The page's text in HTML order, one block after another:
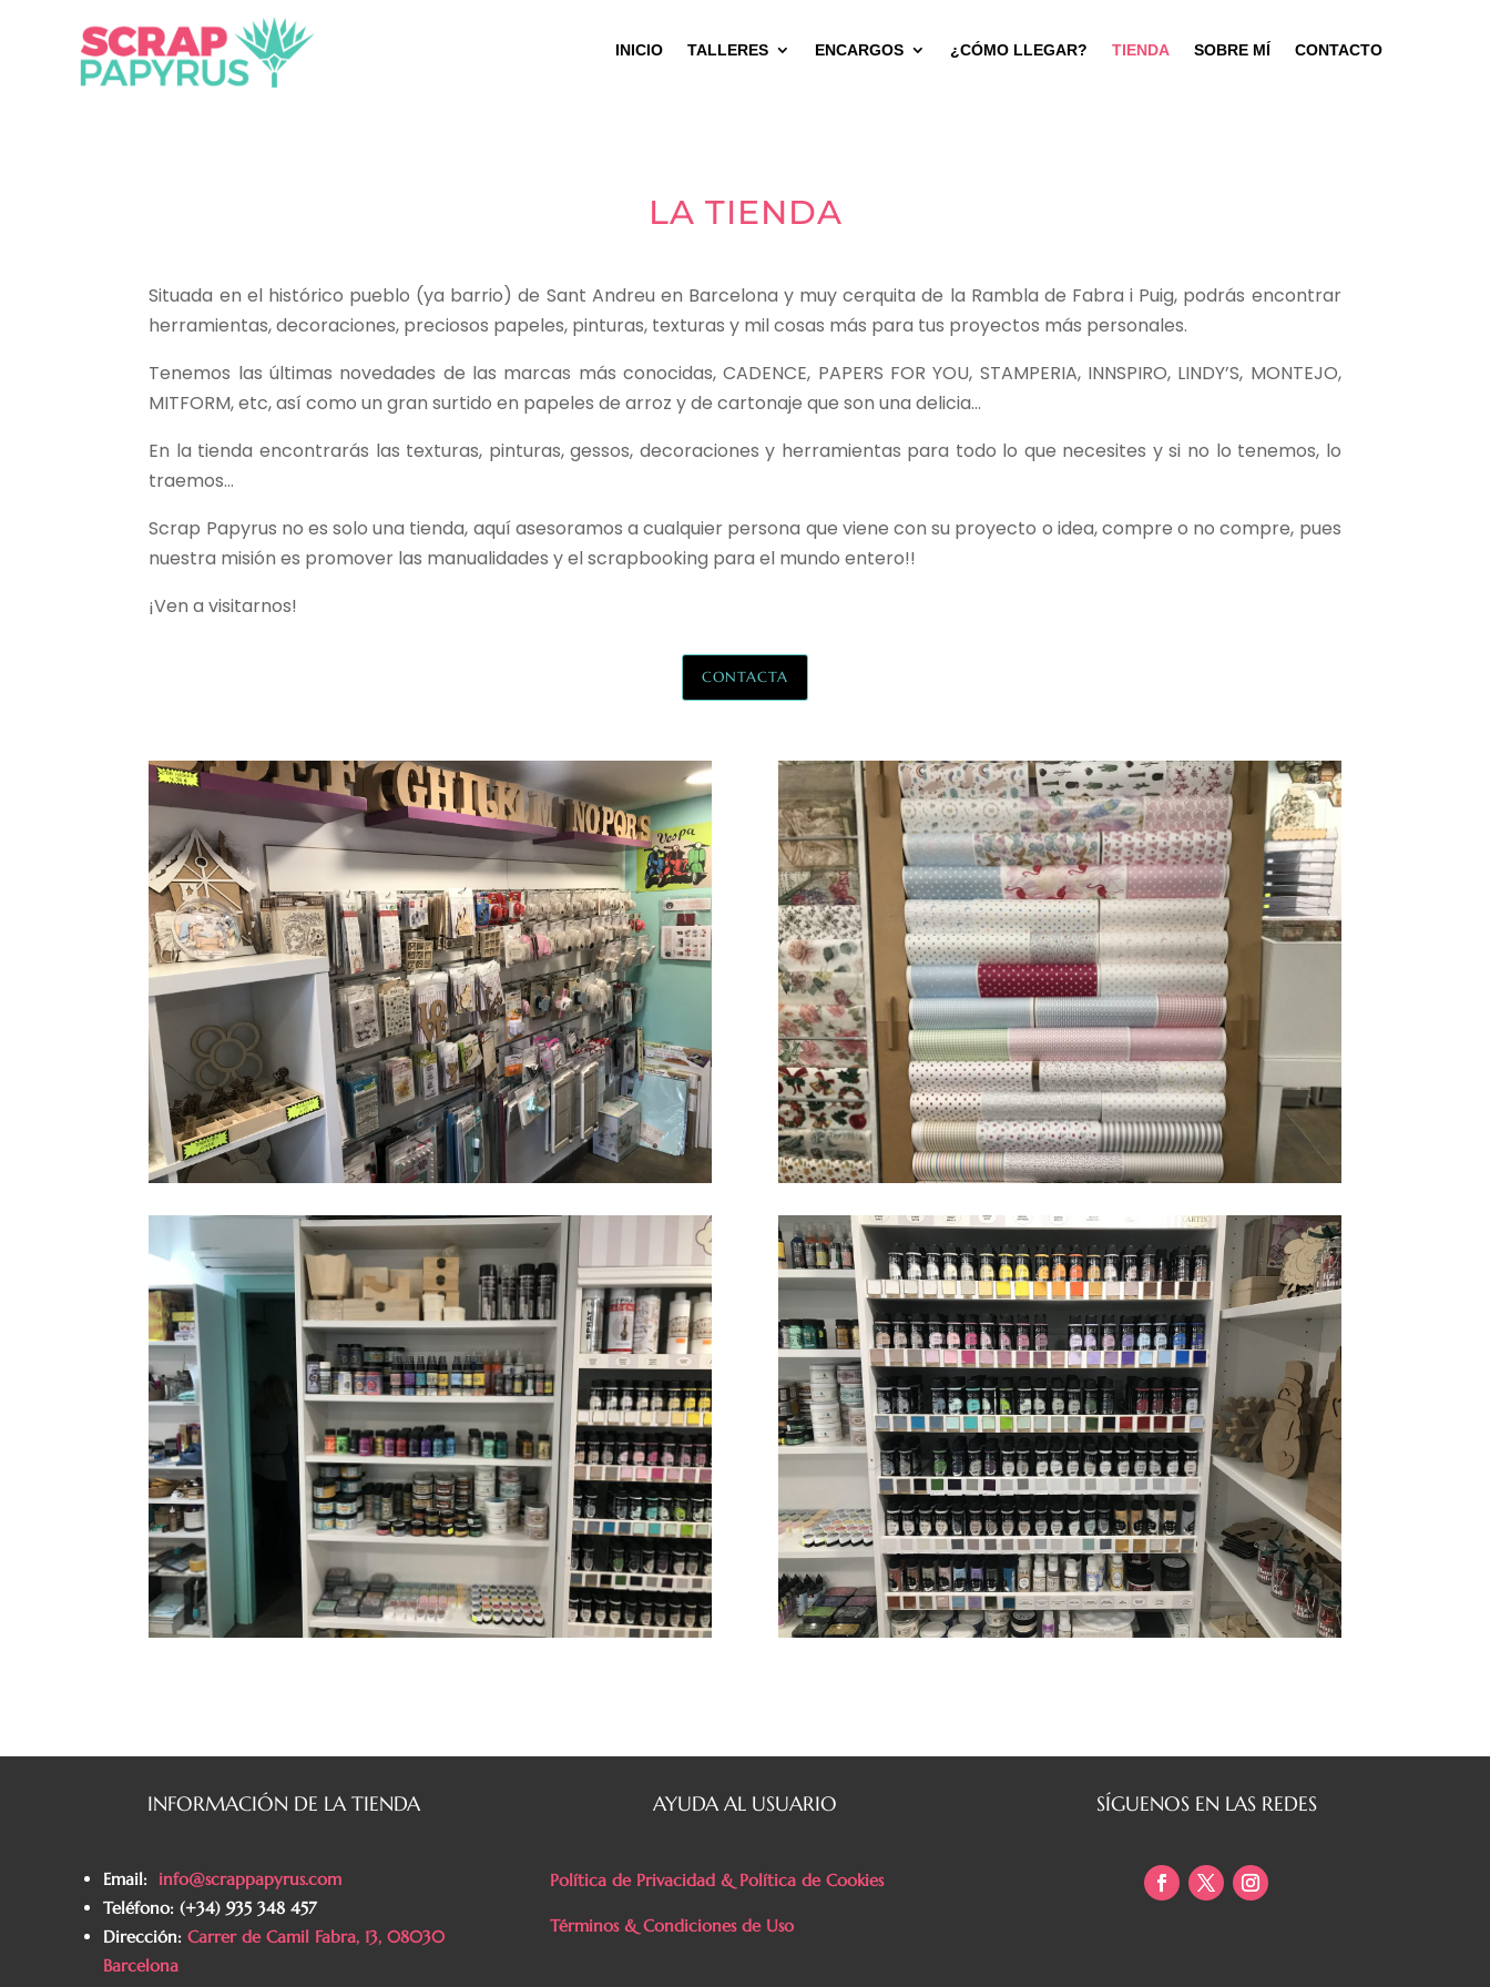
INICIO TALLERES ENCARGOS ¿CÓMO LLEGAR? TIENDA SOBRE MÍ CONTACTO
LA TIENDA
Situada en el histórico pueblo (ya barrio) de Sant Andreu en Barcelona y muy cerquita de la Rambla de Fabra i Puig, podrás encontrar
herramientas, decoraciones, preciosos papeles, pinturas, texturas y mil cosas más para tus proyectos más personales.
Tenemos las últimas novedades de las marcas más conocidas, CADENCE, PAPERS FOR YOU, STAMPERIA, INNSPIRO, LINDY’S, MONTEJO,
MITFORM, etc, así como un gran surtido en papeles de arroz y de cartonaje que son una delicia…
En la tienda encontrarás las texturas, pinturas, gessos, decoraciones y herramientas para todo lo que necesites y si no lo tenemos, lo
traemos…
Scrap Papyrus no es solo una tienda, aquí asesoramos a cualquier persona que viene con su proyecto o idea, compre o no compre, pues
nuestra misión es promover las manualidades y el scrapbooking para el mundo entero!!
¡Ven a visitarnos!
CONTACTA
INFORMACIÓN DE LA TIENDA
Email: info@scrappapyrus.com
Teléfono: (+34) 935 348 457
Dirección: Carrer de Camil Fabra, 13, 08030
Barcelona
AYUDA AL USUARIO
Política de Privacidad & Política de Cookies
Términos & Condiciones de Uso
SÍGUENOS EN LAS REDES